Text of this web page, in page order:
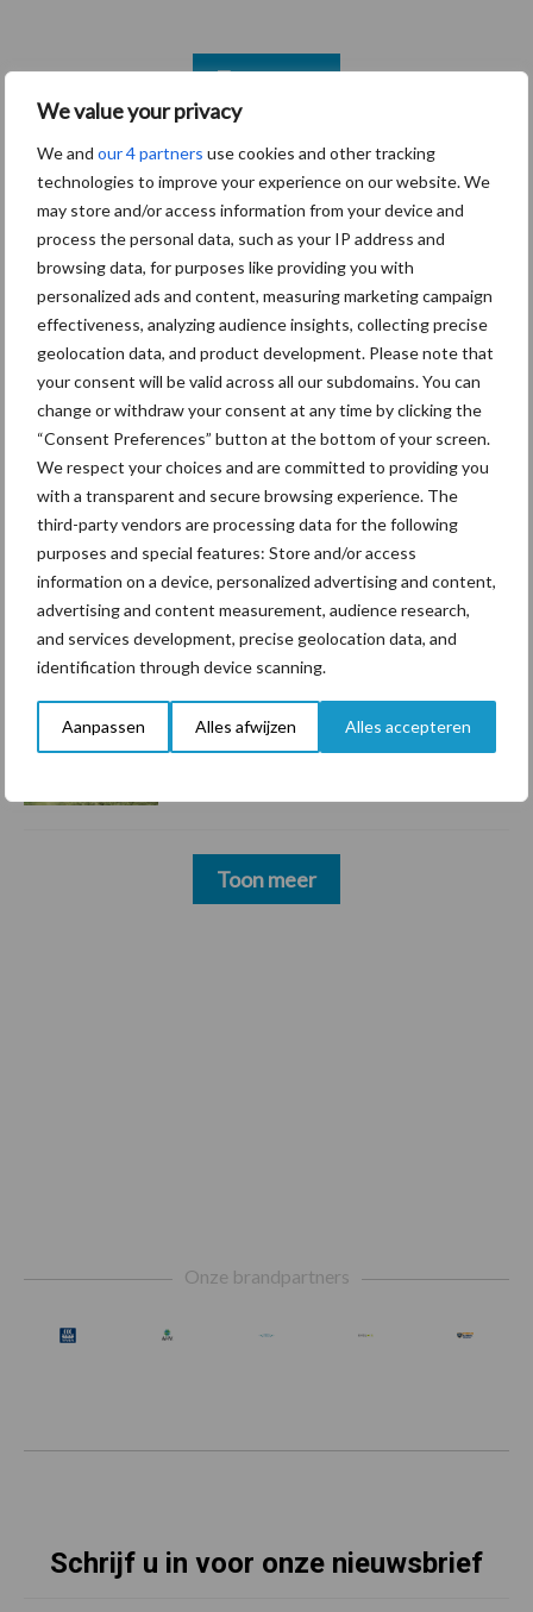
We value your privacy
We and our 4 partners use cookies and other tracking
technologies to improve your experience on our website. We
may store and/or access information from your device and
process the personal data, such as your IP address and
browsing data, for purposes like providing you with
personalized ads and content, measuring marketing campaign
effectiveness, analyzing audience insights, collecting precise
geolocation data, and product development. Please note that
your consent will be valid across all our subdomains. You can
change or withdraw your consent at any time by clicking the
“Consent Preferences” button at the bottom of your screen.
We respect your choices and are committed to providing you
with a transparent and secure browsing experience. The
third-party vendors are processing data for the following
purposes and special features: Store and/or access
information on a device, personalized advertising and content,
advertising and content measurement, audience research,
and services development, precise geolocation data, and
identification through device scanning.
Aanpassen Alles afwijzen Alles accepteren
Primaire
Sidebar
Recent nieuws Partner nieuws
6 aug
ForFarmers ziet volume en
marktaandeel groeien in krimpende
Nederlandse markt
6 aug
Tien praktische tips voor een
langere levensduur
5 aug
“Vraag naar praktische
hygieneoplossingen is in Polen
groter dan ooit”
5 aug
Drie Franse bedrijven over de grens
van 14.000 kilogram melk
3 aug
Pöttinger introduceert compacte
dubbelrotor-zwadhark in de hef
Toon meer
Toon meer
Onze brandpartners
Schrijf u in voor onze nieuwsbrief